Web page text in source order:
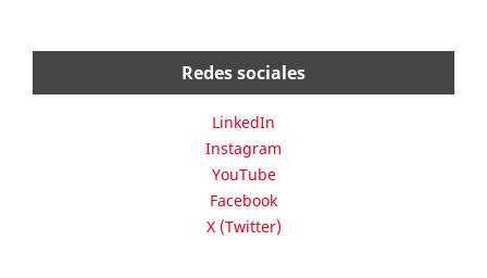
Redes sociales
LinkedIn
Instagram
YouTube
Facebook
X (Twitter)